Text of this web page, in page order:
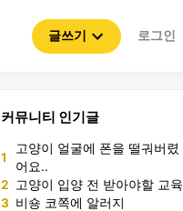
글쓰기 로그인
커뮤니티 인기글
1
고양이 얼굴에 폰을 떨궈버렸
어요..
2 고양이 입양 전 받아야할 교육
3 비숑 코쪽에 알러지